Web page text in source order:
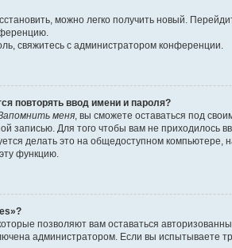
можно легко получить новый.
свяжитесь с администратором конференции.
повторять ввод имени и пароля?
меня , вы сможете оставаться под
записью. Для того чтобы вам не
делать это на общедоступном компьютере,
функцию.
позволяют вам оставаться
администратором. Если вы испытываете